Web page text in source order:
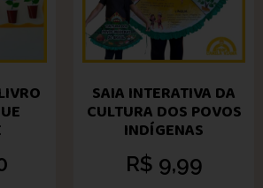
SAIA INTERATIVA DA
CULTURA DOS POVOS
INDÍGENAS
R$ 9,99